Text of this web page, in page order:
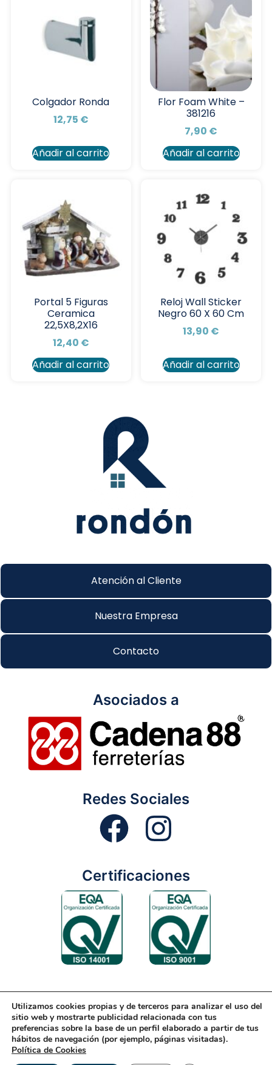
Colgador Ronda
12,75 €
Añadir al carrito
Flor Foam White –
381216
7,90 €
Añadir al carrito
Portal 5 Figuras
Ceramica
22,5X8,2X16
12,40 €
Añadir al carrito
Reloj Wall Sticker
Negro 60 X 60 Cm
13,90 €
Añadir al carrito
Atención al Cliente
Nuestra Empresa
Contacto
Asociados a
Redes Sociales
Certificaciones
Aviso Legal Condiciones Generales
Diseño Web
Política de Cookies
Política de Gestión
Política de Privacidad
Utilizamos cookies propias y de terceros para analizar el uso del
sitio web y mostrarte publicidad relacionada con tus
preferencias sobre la base de un perfil elaborado a partir de tus
hábitos de navegación (por ejemplo, páginas visitadas).
Política de Cookies